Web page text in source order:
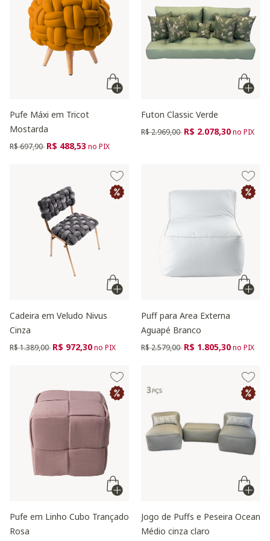
Pufe Máxi em Tricot
Mostarda
Preço reduzido de
R$ 697,90 para
R$ 488,53no PIX
Futon Classic Verde
Preço reduzido de
R$ 2.969,00 para
R$ 2.078,30no PIX
Cadeira em Veludo Nivus
Cinza
Preço reduzido de
R$ 1.389,00 para
R$ 972,30no PIX
Puff para Area Externa
Aguapé Branco
Preço reduzido de
R$ 2.579,00 para
R$ 1.805,30no PIX
Pufe em Linho Cubo Trançado
Rosa
Jogo de Puffs e Peseira Ocean
Médio cinza claro